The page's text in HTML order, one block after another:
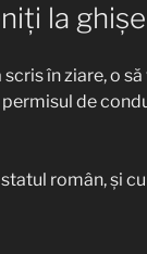
la
în ziare, o să
de
român, și cu